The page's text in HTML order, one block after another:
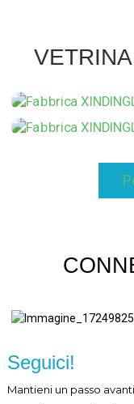
Seguici!
Mantieni un passo